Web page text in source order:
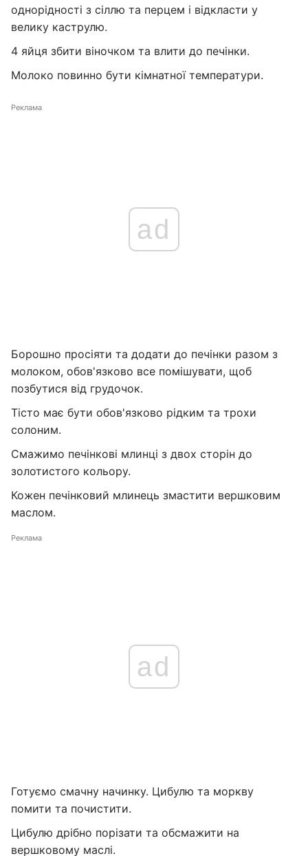
однорідності з сіллю та перцем і відкласти у
велику каструлю.
4 яйця збити віночком та влити до печінки.
Молоко повинно бути кімнатної температури.
Реклама
ad
Борошно просіяти та додати до печінки разом з
молоком, обов'язково все помішувати, щоб
позбутися від грудочок.
Тісто має бути обов'язково рідким та трохи
солоним.
Смажимо печінкові млинці з двох сторін до
золотистого кольору.
Кожен печінковий млинець змастити вершковим
маслом.
Реклама
ad
Готуємо смачну начинку. Цибулю та моркву
помити та почистити.
Цибулю дрібно порізати та обсмажити на
вершковому маслі.